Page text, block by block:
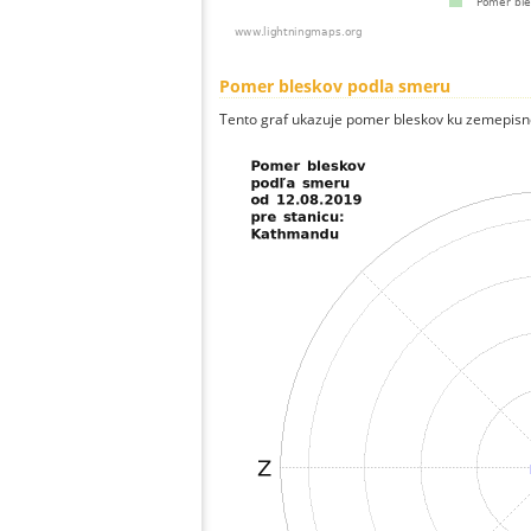
Pomer bleskov podla smeru
Tento graf ukazuje pomer bleskov ku